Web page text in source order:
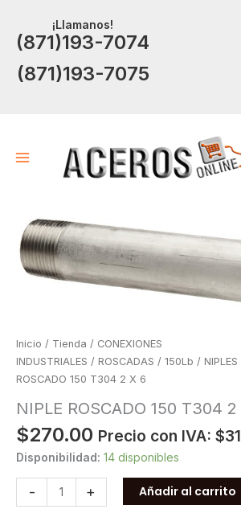
contenido
¡Llamanos!
(871)193-7074
(871)193-7075
Inicio / Tienda / CONEXIONES
INDUSTRIALES / ROSCADAS / 150Lb /
ROSCADO 150 T304 2 X 6
NIPLE ROSCADO 150 T304 2
$270.00 Precio con IVA: $
Disponibilidad: 14 disponibles
-
ROSCADO
+ Añadir al carrito